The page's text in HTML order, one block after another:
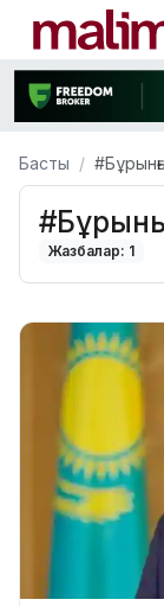
Басты
Жазбалар: 1